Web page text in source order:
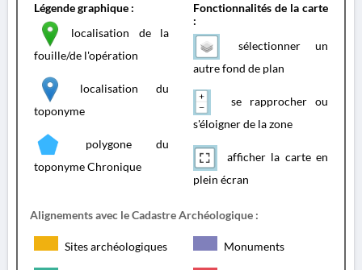
Légende graphique :
localisation de la
fouille/de l'opération
localisation du
toponyme
polygone du
toponyme Chronique
Fonctionnalités de la carte
:
sélectionner un
autre fond de plan
se rapprocher ou
s'éloigner de la zone
afficher la carte en
plein écran
Alignements avec le Cadastre Archéologique :
Sites archéologiques Monuments